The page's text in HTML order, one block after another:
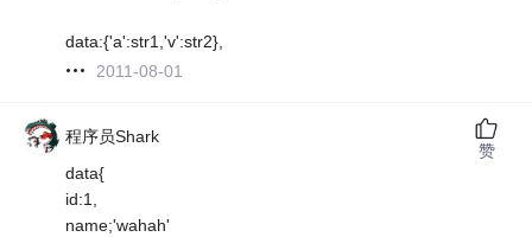
data:{'a':str1,'v':str2},
2011-08-01
程序员Shark
data{
id:1,
name;'wahah'
赞